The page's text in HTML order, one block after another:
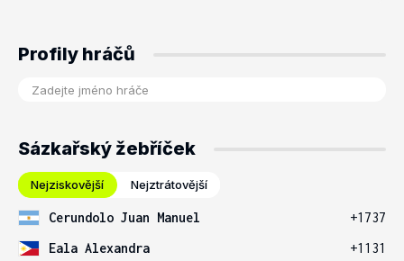
Profily hráčů
Sázkařský žebříček
Nejziskovější Nejztrátovější
Cerundolo Juan Manuel
+1737
Eala Alexandra
+1131